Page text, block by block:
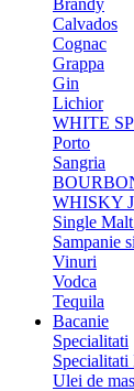
Brandy
Calvados
Cognac
Grappa
Gin
Lichior
WHITE
Porto
Sangria
WHISKY
Single
Sampanie
Vinuri
Vodca
Tequila
Bacanie
Specialitati
Specialitati
Ulei de